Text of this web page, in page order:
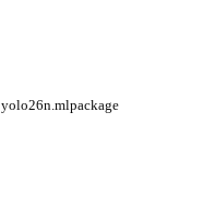
yolo26n.mlpackage